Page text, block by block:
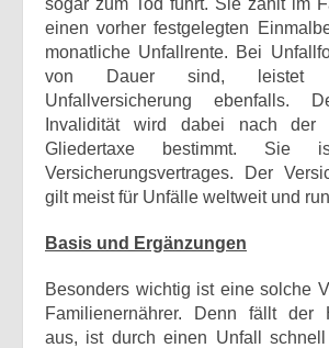
sogar zum Tod führt. Sie zahlt im
einen vorher festgelegten
monatliche Unfallrente. Bei
von Dauer sind, leistet
Unfallversicherung ebenfalls.
Invalidität wird dabei nach der
Gliedertaxe bestimmt.
Versicherungsvertrages. Der
gilt meist für Unfälle weltweit und
Basis und Ergänzungen
Besonders wichtig ist eine solche
Familienernährer. Denn fällt der
aus, ist durch einen Unfall